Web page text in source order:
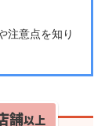
注意点を知り